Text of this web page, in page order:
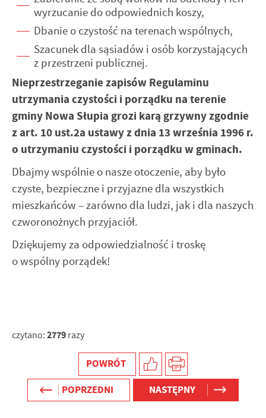
wyrzucanie do odpowiednich koszy,
Dbanie o czystość na terenach wspólnych,
Szacunek dla sąsiadów i osób korzystających
z przestrzeni publicznej.
Nieprzestrzeganie zapisów Regulaminu
utrzymania czystości i porządku na terenie
gminy Nowa Słupia grozi karą grzywny zgodnie
z art. 10 ust.2a ustawy z dnia 13 września 1996 r.
o utrzymaniu czystości i porządku w gminach.
Dbajmy wspólnie o nasze otoczenie, aby było
czyste, bezpieczne i przyjazne dla wszystkich
mieszkańców – zarówno dla ludzi, jak i dla naszych
czworonożnych przyjaciół.
Dziękujemy za odpowiedzialność i troskę
o wspólny porządek!
czytano: 2779 razy
POWRÓT
POPRZEDNI
NASTĘPNY
internetowej. Treści promocyjne mogą pojawić się na stronach
podmiotów trzecich lub firm będących naszymi partnerami oraz
innych dostawców usług. Firmy te działają w charakterze
pośredników prezentujących nasze treści w postaci wiadomości,
ofert, komunikatów mediów społecznościowych.